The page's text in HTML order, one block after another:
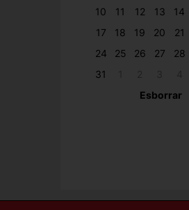
10
11 12 13 14
17
18 19 20 21
24
25 26 27 28
31
Esborrar